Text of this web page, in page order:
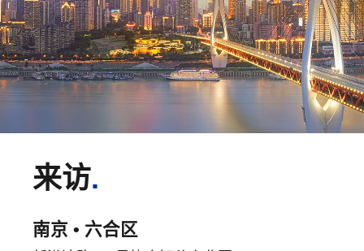
来访.
南京 • 六合区